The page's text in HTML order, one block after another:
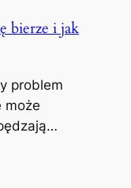
bierze i jak
problem
może